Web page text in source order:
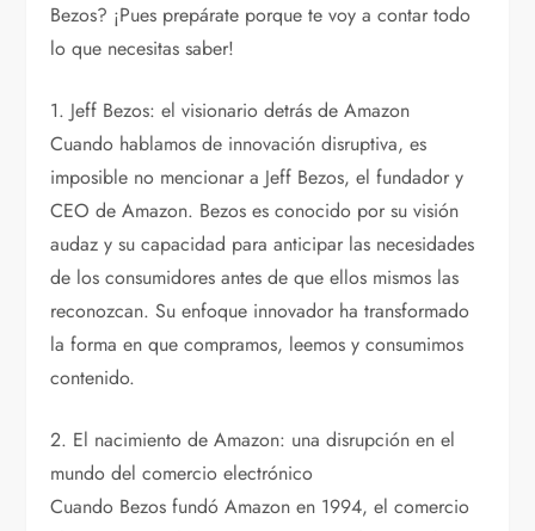
Bezos? ¡Pues prepárate porque te voy a contar todo
lo que necesitas saber!
1. Jeff Bezos: el visionario detrás de Amazon
Cuando hablamos de innovación disruptiva, es
imposible no mencionar a Jeff Bezos, el fundador y
CEO de Amazon. Bezos es conocido por su visión
audaz y su capacidad para anticipar las necesidades
de los consumidores antes de que ellos mismos las
reconozcan. Su enfoque innovador ha transformado
la forma en que compramos, leemos y consumimos
contenido.
2. El nacimiento de Amazon: una disrupción en el
mundo del comercio electrónico
Cuando Bezos fundó Amazon en 1994, el comercio